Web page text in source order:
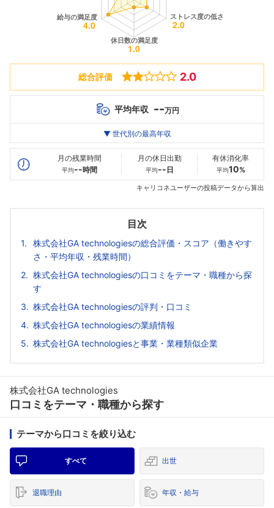
総合評価 2.0
平均年収 --万円
最高年収
20代
--万
30代
--万
--万
▼ 世代別の最高年収
月の残業時間
平均--時間
月の休日出勤
平均-- 日
有休消化率
平均10%
キャリコネユーザーの投稿データから算出
目次
株式会社GA technologiesの総合評価・スコア（働きやす
さ・平均年収・残業時間）
株式会社GA technologiesの口コミをテーマ・職種から探
す
株式会社GA technologiesの評判・口コミ
株式会社GA technologiesの業績情報
株式会社GA technologiesと事業・業種類似企業
株式会社GA technologies
口コミをテーマ・職種から探す
テーマから口コミを絞り込む
すべて 出世
退職理由 年収・給与